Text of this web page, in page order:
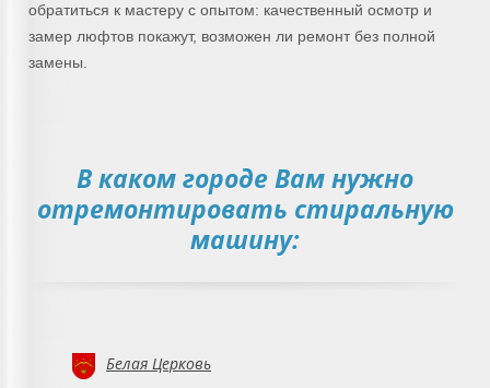
обратиться к мастеру с опытом: качественный осмотр и
замер люфтов покажут, возможен ли ремонт без полной
замены.
В каком городе Вам нужно
отремонтировать стиральную
машину:
Белая Церковь